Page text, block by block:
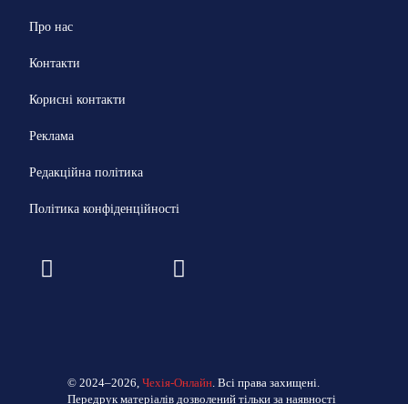
Про нас
Контакти
Корисні контакти
Реклама
Редакційна політика
Політика конфіденційності
© 2024–2026,Чехія-Онлайн . Всі права захищені.
Передрук матеріалів дозволений тільки за наявності